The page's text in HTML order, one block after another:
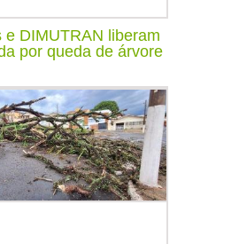
e DIMUTRAN liberam
por queda de árvore